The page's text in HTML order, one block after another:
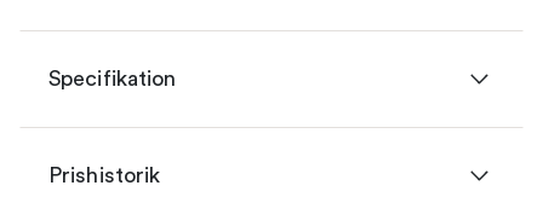
Specifikation
Prishistorik